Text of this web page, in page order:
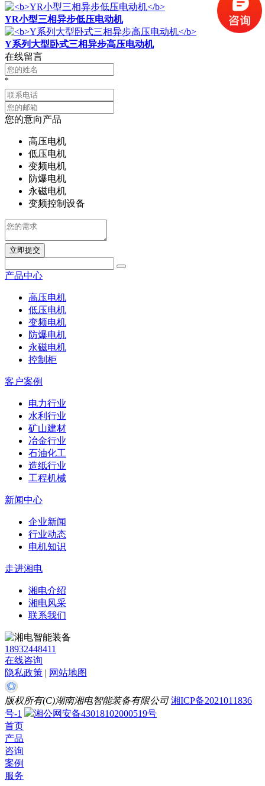
YR小型三相异步低压电动机
Y系列大型卧式三相异步高压电动机
在线留言
*
您的意向产品
高压电机
低压电机
变频电机
防爆电机
永磁电机
变频控制设备
立即提交
产品中心
高压电机
低压电机
变频电机
防爆电机
永磁电机
控制柜
客户案例
电力行业
水利行业
矿山建材
冶金行业
石油化工
造纸行业
工程机械
新闻中心
企业新闻
行业动态
电机知识
走进湘电
湘电介绍
湘电风采
联系我们
18932448411
在线咨询
隐私政策 | 网站地图
版权所有(C)湖南湘电智能装备有限公司 湘ICP备2021011836
号-1
湘公网安备43018102000519号
首页
产品
咨询
案例
服务